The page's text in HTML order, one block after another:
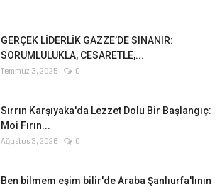
GERÇEK LİDERLİK GAZZE’DE SINANIR:
SORUMLULUKLA, CESARETLE,...
Temmuz 3, 2025 0
Sırrın Karşıyaka'da Lezzet Dolu Bir Başlangıç:
Moi Fırın...
Ağustos 3, 2026 0
Ben bilmem eşim bilir'de Araba Şanlıurfa'lının